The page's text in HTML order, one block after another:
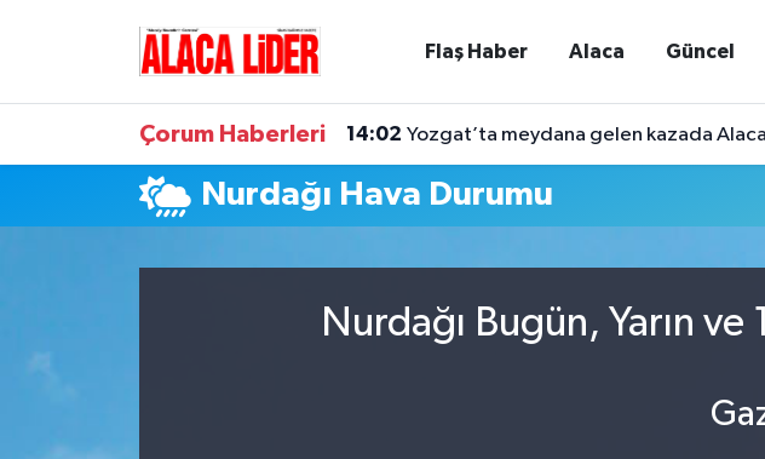
Flaş Haber Alaca Güncel
Çorum Haberleri 14:02 Yozgat’ta meydana gelen kazada
Nurdağı Hava Durumu
Nurdağı Bugün, Yarın
Çorum Namaz Vakitleri
Süper Lig Puan Durumu ve Fikstür